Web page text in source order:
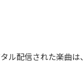
ル配信された楽曲は